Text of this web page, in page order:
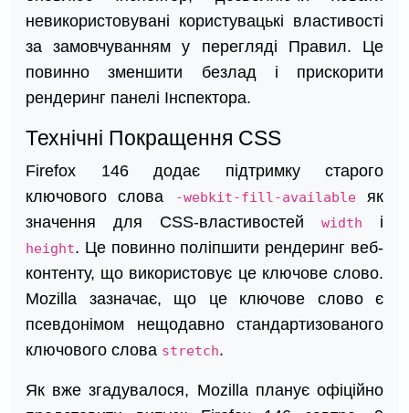
невикористовувані користувацькі властивості
за замовчуванням у перегляді Правил. Це
повинно зменшити безлад і прискорити
рендеринг панелі Інспектора.
Технічні Покращення CSS
Firefox 146 додає підтримку старого
ключового слова
-webkit-fill-availableяк
значення для CSS-властивостей width і
height. Це повинно поліпшити рендеринг веб-
контенту, що використовує це ключове слово.
Mozilla зазначає, що це ключове слово є
псевдонімом нещодавно стандартизованого
ключового слова stretch.
Як вже згадувалося, Mozilla планує офіційно